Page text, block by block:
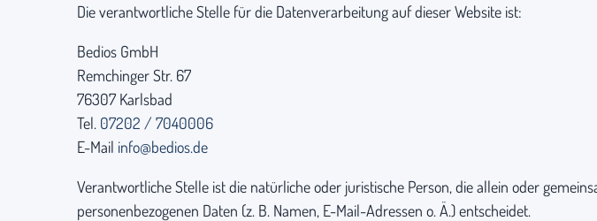
Die verantwortliche Stelle für die Datenverarbeitung auf dieser Website ist:
Bedios GmbH
Remchinger Str. 67
76307 Karlsbad
Tel. 07202 / 7040006
E-Mail info@bedios.de
Verantwortliche Stelle ist die natürliche oder juristische Person, die allein oder
personenbezogenen Daten (z. B. Namen, E-Mail-Adressen o. Ä.) entscheidet.